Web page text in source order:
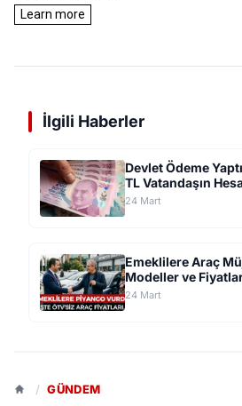
İlgili Haberler
Devlet Ödeme
TL Vatandaşın
24 Mart
Emeklilere Araç
Modeller ve Fiyatlar
24 Mart
/ GÜNDEM